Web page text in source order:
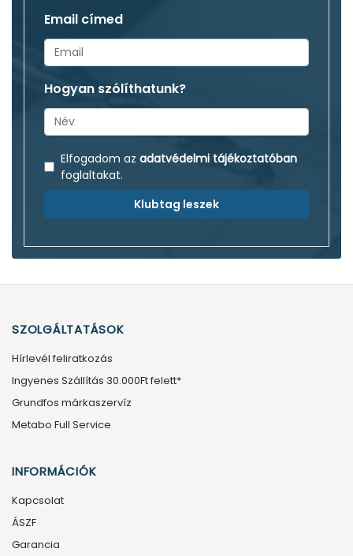
Email címed
Hogyan szólíthatunk?
Elfogadom az adatvédelmi tájékoztatóban
foglaltakat.
Klubtag leszek
SZOLGÁLTATÁSOK
Hírlevél feliratkozás
Ingyenes Szállítás 30.000Ft felett*
Grundfos márkaszervíz
Metabo Full Service
INFORMÁCIÓK
Kapcsolat
ÁSZF
Garancia